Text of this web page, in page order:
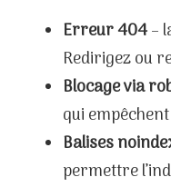
Erreur 404–
Redirigez ou
Blocage via
qui
Balises
permettre